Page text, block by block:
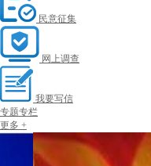
民意征集
网上调查
我要写信
专题专栏
更多 +